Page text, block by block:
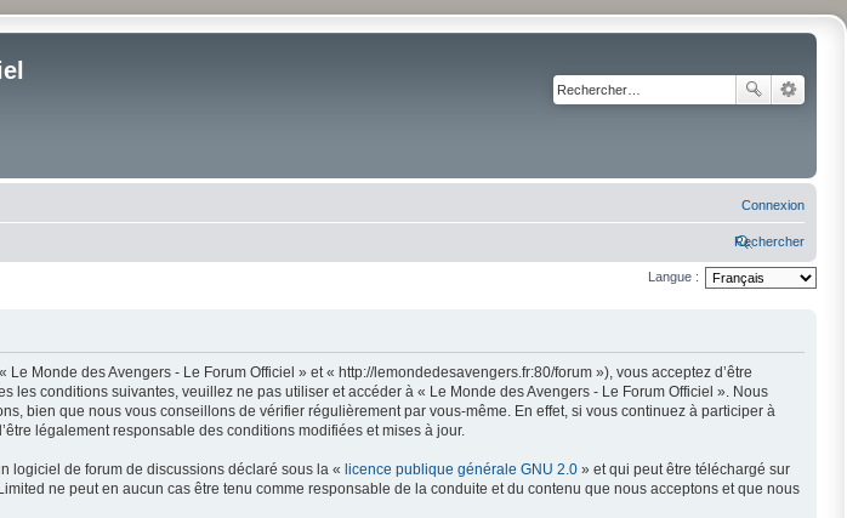
Connexion
Rechercher
Langue :
Monde des Avengers - Le Forum Officiel » et « http://lemondedesavengers.fr:80/forum »), vous acceptez d’être
conditions suivantes, veuillez ne pas utiliser et accéder à « Le Monde des Avengers - Le Forum Officiel ». Nous
bien que nous vous conseillons de vérifier régulièrement par vous-même. En effet, si vous continuez à participer à
légalement responsable des conditions modifiées et mises à jour.
logiciel de forum de discussions déclaré sous la « licence publique générale GNU 2.0 » et qui peut être téléchargé sur
ne peut en aucun cas être tenu comme responsable de la conduite et du contenu que nous acceptons et que nous